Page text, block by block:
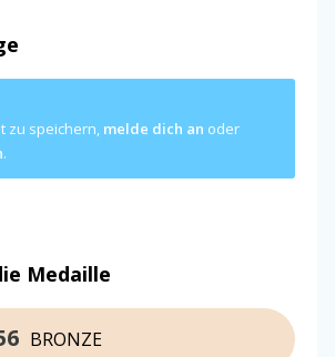
zu speichern, melde dich an oder
.
Medaille
BRONZE